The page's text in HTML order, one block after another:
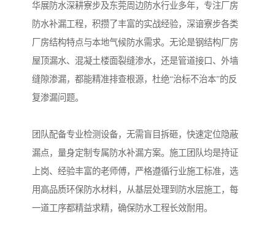
华展防水深耕寮步及东莞周边防水行业多年，专注厂房
防水补漏工程，积攒了丰富的实战经验，深谙寮步各类
厂房结构特点与本地气候防水需求。无论是钢结构厂房
屋顶漏水、混凝土楼面裂缝渗水，还是管道接口、外墙
缝隙渗漏，都能精准排查根源，杜绝“治标不治本”的反
复渗漏问题。
团队配备专业检测设备，无需盲目拆砸，快速定位隐蔽
漏点，量身定制专属防水补漏方案。施工团队均是持证
上岗、经验丰富的老师傅，严格遵循行业施工标准，选
用高品质环保防水材料，从基层处理到防水层施工，每
一道工序都精益求精，确保防水工程长效耐用。